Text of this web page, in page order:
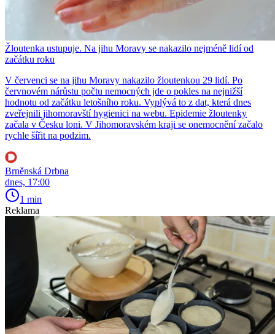
Žloutenka ustupuje. Na jihu Moravy se nakazilo nejméně lidí od
začátku roku
V červenci se na jihu Moravy nakazilo žloutenkou 29 lidí. Po
červnovém nárůstu počtu nemocných jde o pokles na nejnižší
hodnotu od začátku letošního roku. Vyplývá to z dat, která dnes
zveřejnili jihomoravští hygienici na webu. Epidemie žloutenky
začala v Česku loni. V Jihomoravském kraji se onemocnění začalo
rychle šířit na podzim.
Brněnská Drbna
dnes, 17:00
1 min
Reklama